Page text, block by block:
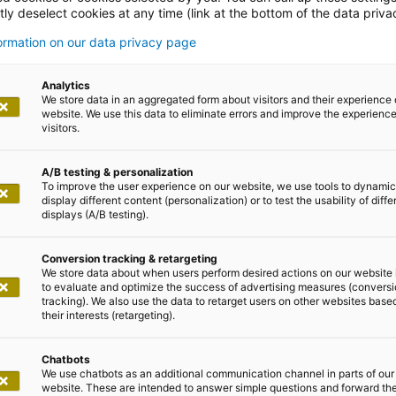
(CX)
mit adesso
braucht
(CXM)
gelingt Unternehmen nur durch die perfekte
Und das ist eine Frage von professionellem
SAP Customer Experience (ehemals SAP C/4
deselect cookies at any time (link at the bottom of the data
on our data privacy page
Analytics
We store data in an aggregated form about visitors and their experience
website. We use this data to eliminate errors and improve the
visitors.
A/B testing & personalization
To improve the user experience on our website, we use tools to
display different content (personalization) or to test the usability of
displays (A/B testing).
Conversion tracking & retargeting
We store data about when users perform desired actions on our website
to evaluate and optimize the success of advertising measures
tracking). We also use the data to retarget users on other websites
their interests (retargeting).
Chatbots
We use chatbots as an additional communication channel in parts of our
website. These are intended to answer simple questions and forward